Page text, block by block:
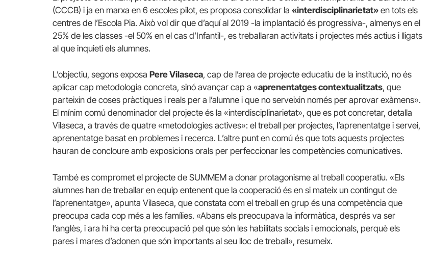
(CCCB) i ja en marxa en 6 escoles pilot, es proposa consolidar la «interdisciplinarietat» en tots els
centres de l’Escola Pia. Això vol dir que d’aquí al 2019 -la implantació és progressiva-, almenys en el
25% de les classes -el 50% en el cas d’Infantil-, es treballaran activitats i projectes més actius i lligats
al que inquieti els alumnes.
L’objectiu, segons exposa Pere Vilaseca, cap de l’area de projecte educatiu de la institució, no és
aplicar cap metodologia concreta, sinó avançar cap a «aprenentatges contextualitzats, que
parteixin de coses pràctiques i reals per a l’alumne i que no serveixin només per aprovar exàmens».
El mínim comú denominador del projecte és la «interdisciplinarietat», que es pot concretar, detalla
Vilaseca, a través de quatre «metodologies actives»: el treball per projectes, l’aprenentatge i servei,
aprenentatge basat en problemes i recerca. L’altre punt en comú és que tots aquests projectes
hauran de concloure amb exposicions orals per perfeccionar les competències comunicatives.
També es compromet el projecte de SUMMEM a donar protagonisme al treball cooperatiu. «Els
alumnes han de treballar en equip entenent que la cooperació és en si mateix un contingut de
l’aprenentatge», apunta Vilaseca, que constata com el treball en grup és una competència que
preocupa cada cop més a les famílies. «Abans els preocupava la informàtica, després va ser
l’anglès, i ara hi ha certa preocupació pel que són les habilitats socials i emocionals, perquè els
pares i mares d’adonen que són importants al seu lloc de treball», resumeix.